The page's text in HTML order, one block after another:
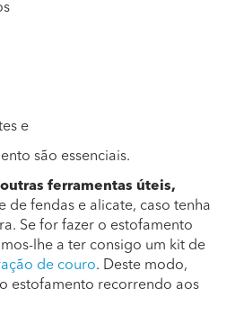
e
são essenciais.
outras ferramentas úteis,
de fendas e alicate, caso tenha
Se for fazer o estofamento
lhe a ter consigo um kit de
de couro. Deste modo,
estofamento recorrendo aos